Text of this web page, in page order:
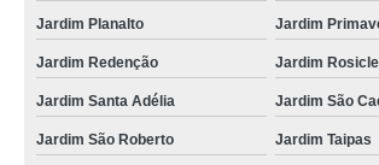
Jardim Planalto Jardim
Jardim Redenção Jardim
Jardim Santa Adélia Jardim São
Jardim São Roberto Jardim Taipas